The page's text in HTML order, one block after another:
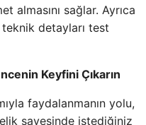
almasını sağlar. Ayrıca
detayları test
Keyfini Çıkarın
faydalanmanın yolu,
sayesinde istediğiniz